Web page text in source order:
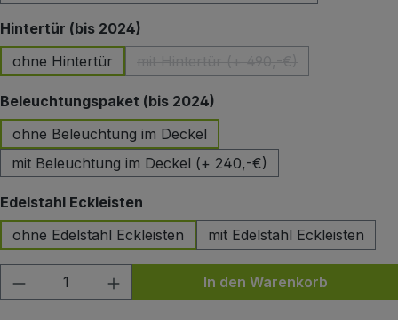
Hintertür (bis 2024)
ohne Hintertür
Beleuchtungspaket (bis 2024)
ohne Beleuchtung im Deckel
mit Beleuchtung im Deckel (+ 240,-€)
Edelstahl Eckleisten
ohne Edelstahl Eckleisten
mit Edelstahl Eckleisten
Produkt Anzahl: Gib den gewünschten
In den Warenkorb